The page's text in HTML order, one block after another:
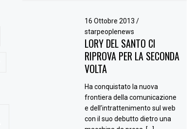
16 Ottobre 2013 /
starpeoplenews
LORY DEL SANTO CI
RIPROVA PER LA SECONDA
VOLTA
Ha conquistato la nuova
frontiera della comunicazione
e dell’intrattenimento sul web
con il suo debutto dietro una